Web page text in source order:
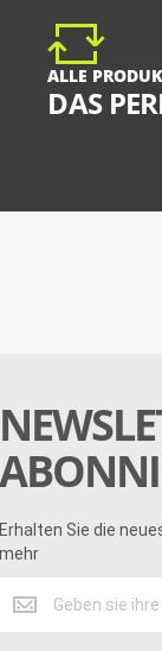
ALLE
DAS
Erhalten Sie die
mehr
Sie